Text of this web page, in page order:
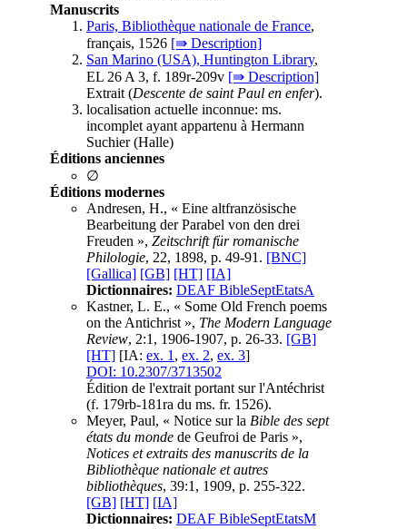
Manuscrits
Paris, Bibliothèque nationale de France,
français, 1526 [⇛ Description]
San Marino (USA), Huntington Library,
EL 26 A 3, f. 189r-209v [⇛ Description]
Extrait (Descente de saint Paul en enfer).
localisation actuelle inconnue: ms.
incomplet ayant appartenu à Hermann
Suchier (Halle)
Éditions anciennes
∅
Éditions modernes
Andresen, H., « Eine altfranzösische
Bearbeitung der Parabel von den drei
Freuden », Zeitschrift für romanische
Philologie, 22, 1898, p. 49-91. [BNC]
[Gallica] [GB] [HT] [IA]
Dictionnaires: DEAF BibleSeptEtatsA
Kastner, L. E., « Some Old French poems
on the Antichrist », The Modern Language
Review, 2:1, 1906-1907, p. 26-33. [GB]
[HT] [IA: ex. 1 , ex. 2, ex. 3]
DOI: 10.2307/3713502
Édition de l'extrait portant sur l'Antéchrist
(f. 179rb-181ra du ms. fr. 1526).
Meyer, Paul, « Notice sur la Bible des sept
états du monde de Geufroi de Paris »,
Notices et extraits des manuscrits de la
Bibliothèque nationale et autres
bibliothèques, 39:1, 1909, p. 255-322.
[GB] [HT] [IA]
Dictionnaires: DEAF BibleSeptEtatsM